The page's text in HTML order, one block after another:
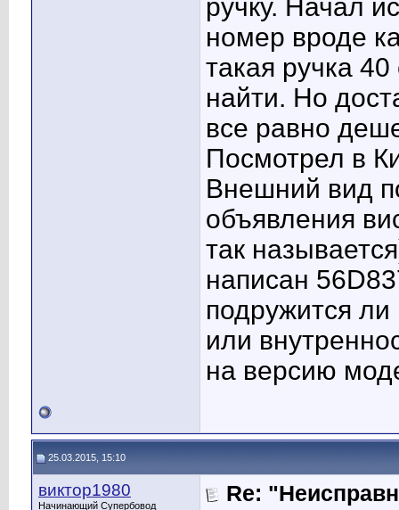
ручку. Начал
номер вроде
такая ручка
найти. Но
все равно
Посмотрел в
Внешний вид
объявления
так
написан
подружится
или
на версию
25.03.2015, 15:10
виктор1980
Начинающий Супербовод
Re: